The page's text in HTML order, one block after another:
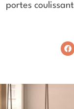
portes